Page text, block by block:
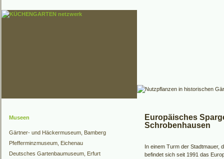
Museen
Gärtner- und Häckermuseum, Bamberg
Pfefferminzmuseum, Eichenau
Deutsches Gartenbaumuseum, Erfurt
Europäisches
Schrobenhausen
In einem Turm der Stadtmauer,
befindet sich seit 1991 das